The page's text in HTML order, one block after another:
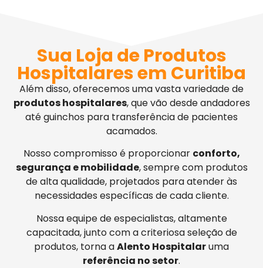
Sua Loja de Produtos
Hospitalares em Curitiba
Além disso, oferecemos uma vasta variedade de
produtos hospitalares, que vão desde andadores
até guinchos para transferência de pacientes
acamados.
Nosso compromisso é proporcionar conforto,
segurança e mobilidade, sempre com produtos
de alta qualidade, projetados para atender às
necessidades específicas de cada cliente.
Nossa equipe de especialistas, altamente
capacitada, junto com a criteriosa seleção de
produtos, torna aAlento Hospitalaruma
referência no setor.